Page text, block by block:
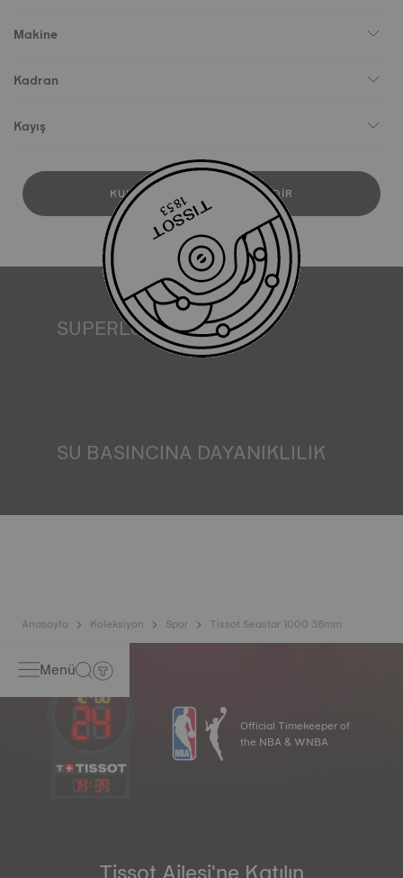
Makine
Kadran
Kayış
KULLANICI KILAVUZUNU İNDIR
SUPERLUMINOVA®
Her koşulda görünürlük sağlamak Tissot için önemli bir
SU BASINCINA DAYANIKLILIK
Anasayfa Koleksiyon Spor Tissot Seastar 1000 38mm
Menü
14: 39
Official Timekeeper of
the NBA & WNBA